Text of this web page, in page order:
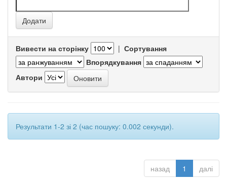
Вивести на сторінку | Сортування
Впорядкування
Автори
Результати 1-2 зі 2 (час пошуку: 0.002 секунди).
назад 1 далі